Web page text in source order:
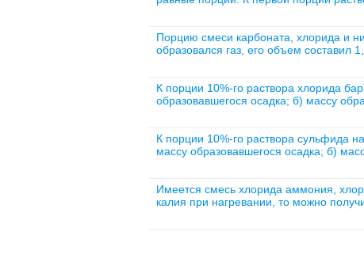
Порцию смеси карбоната, хлорида и
образовался газ, его объем составил
К порции 10%-го раствора хлорида
образовавшегося осадка; б) массу
К порции 10%-го раствора сульфида
массу образовавшегося осадка; б)
Имеется смесь хлорида аммония,
калия при нагревании, то можно